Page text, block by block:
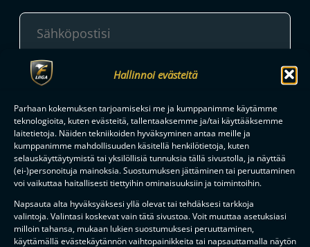
Hallinnoi evästeitä
Parhaan kokemuksen tarjoamiseksi me ja kumppanimme käytämme
teknologioita, kuten evästeitä, tallentaaksemme ja/tai käyttääksemme
laitetietoja. Näiden tekniikoiden hyväksyminen antaa meille ja
kumppanimme mahdollisuuden käsitellä henkilötietoja, kuten
selauskäyttäytymistä tai yksilöllisiä tunnuksia tällä sivustolla, ja näyttää
(ei-)personoituja mainoksia. Suostumuksen jättäminen tai peruuttaminen
voi vaikuttaa haitallisesti tiettyihin ominaisuuksiin ja toimintoihin.
Napsauta alta hyväksyäksesi yllä olevat tai tehdäksesi tarkkoja
valintoja. Valintasi koskevat vain tätä sivustoa. Voit muuttaa asetuksiasi
milloin tahansa, mukaan lukien suostumuksesi peruuttaminen,
käyttämällä evästekäytännön vaihtopainikkeita tai napsauttamalla näytön
TILAA
F-LIIGANKUMPPANIT